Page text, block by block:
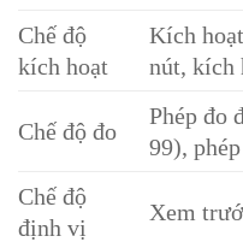
Chế độ
kích hoạt
Kích
nút, kích
Chế độ đo
Phép đo
99),
Chế độ
định vị
Xem